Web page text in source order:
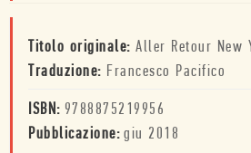
Titolo originale: Aller Retour New
Traduzione: Francesco Pacifico
ISBN: 9788875219956
Pubblicazione: giu 2018